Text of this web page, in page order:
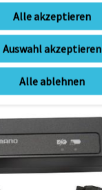
Alle akzeptieren
Auswahl akzeptieren
Alle ablehnen